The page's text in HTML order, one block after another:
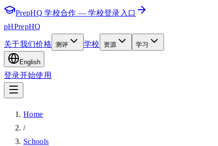
PrepHQ 学校合作 — 学校登录入口
pHPrepHQ
关于我们价格 测评 学校 资源 学习
English
登录开始使用
Home
/
Schools